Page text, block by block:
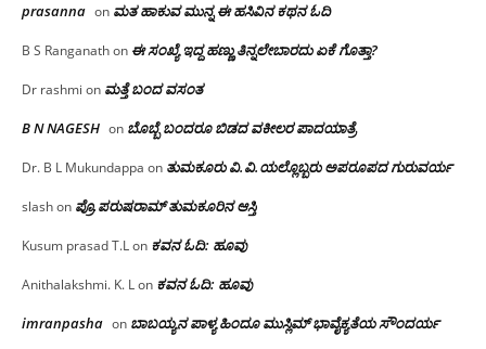
prasanna on ಮತ ಹಾಕುವ ಮುನ್ನ ಈ ಹಸಿವಿನ ಕಥನ ಓದಿ
B S Ranganathon ಈ ಸಂಖ್ಯೆ ಇದ್ದ ಹಣ್ಣು ತಿನ್ನಲೇಬಾರದು ಏಕೆ ಗೊತ್ತಾ?
Dr rashmi on ಮತ್ತೆ ಬಂದ ವಸಂತ
B N NAGESH on ಬೊಬ್ಬೆ ಬಂದರೂ ಬಿಡದ ವಕೀಲರ ಪಾದಯಾತ್ರೆ
Dr. B L Mukundappa on ತುಮಕೂರು‌ ವಿ.ವಿ.ಯಲ್ಲೊಬ್ಬರು ಅಪರೂಪದ ಗುರುವರ್ಯ
slashon ಪ್ರೊ.ಪರುಷರಾಮ್ ತುಮಕೂರಿನ ಆಸ್ತಿ
Kusum prasad T.Lon ಕವನ ಓದಿ: ಹೂವು
Anithalakshmi. K. Lon ಕವನ ಓದಿ: ಹೂವು
imranpasha on ಬಾಬಯ್ಯನ ಪಾಳ್ಯ ಹಿಂದೂ ಮುಸ್ಲಿಮ್ ಭಾವೈಕ್ಯತೆಯ ಸೌಂದರ್ಯ